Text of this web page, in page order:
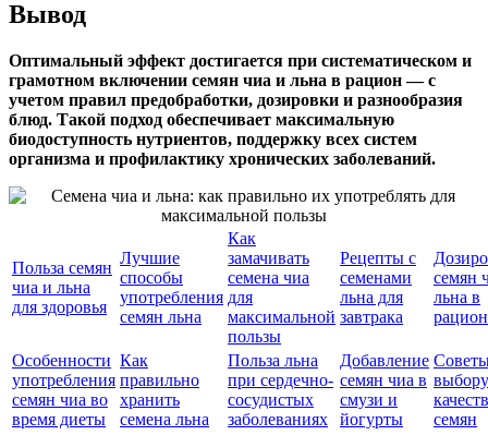
Вывод
Оптимальный эффект достигается при систематическом и
грамотном включении семян чиа и льна в рацион — с
учетом правил предобработки, дозировки и разнообразия
блюд. Такой подход обеспечивает максимальную
биодоступность нутриентов, поддержку всех систем
организма и профилактику хронических заболеваний.
Польза семян
чиа и льна
для здоровья
Лучшие
способы
употребления
семян льна
Как
замачивать
семена чиа
для
максимальной
пользы
Рецепты с
семенами
льна для
завтрака
семян
льна в
Особенности
употребления
семян чиа во
время диеты
Как
правильно
хранить
семена льна
Польза льна
при сердечно-
сосудистых
заболеваниях
Добавление
семян чиа в
смузи и
йогурты
выбору
семян